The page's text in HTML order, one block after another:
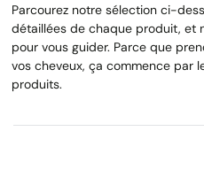
Parcourez notre sélection ci-
détaillées de chaque produit, et
pour vous guider. Parce que
vos cheveux, ça commence par
produits.